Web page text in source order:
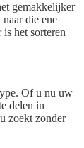
gemakkelijker
die ene
het sorteren
Of u nu uw
delen in
zoekt zonder